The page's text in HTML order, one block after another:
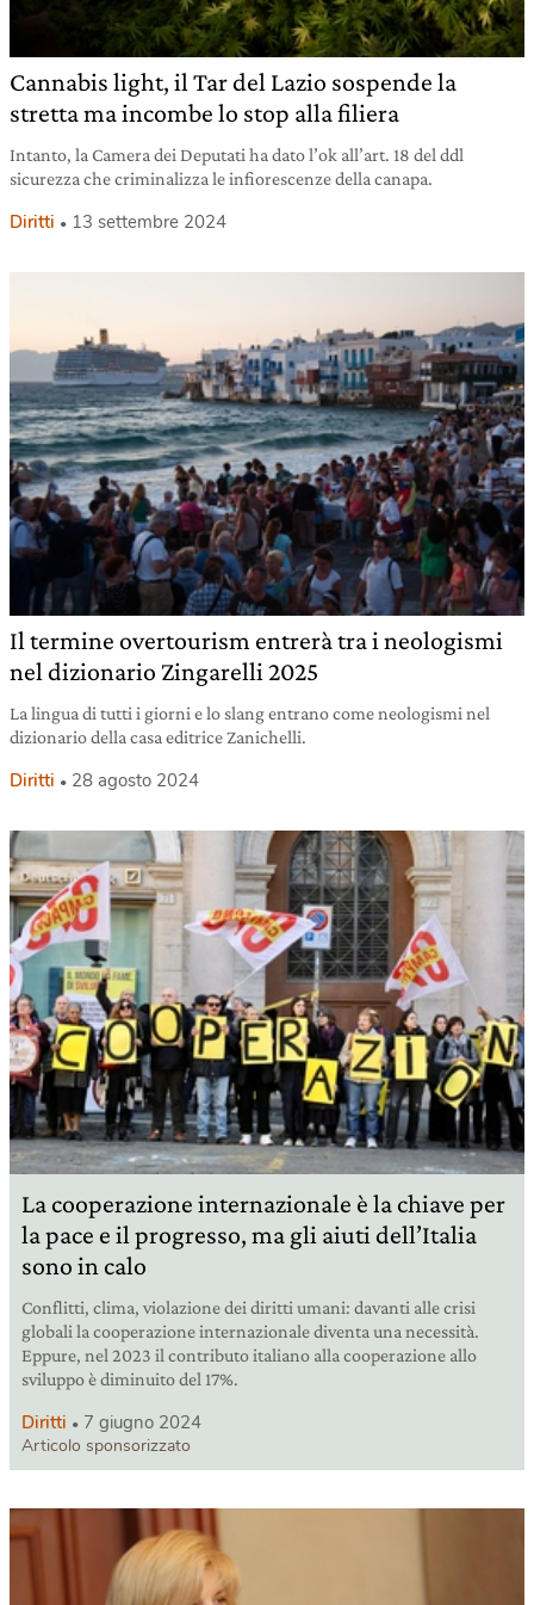
Cannabis light, il Tar del Lazio sospende la
stretta ma incombe lo stop alla filiera
Intanto, la Camera dei Deputati ha dato l’ok all’art. 18 del ddl
sicurezza che criminalizza le infiorescenze della canapa.
Diritti 13 settembre 2024
Il termine overtourism entrerà tra i neologismi
nel dizionario Zingarelli 2025
La lingua di tutti i giorni e lo slang entrano come neologismi nel
dizionario della casa editrice Zanichelli.
Diritti 28 agosto 2024
La cooperazione internazionale è la chiave per
la pace e il progresso, ma gli aiuti dell’Italia
sono in calo
Conflitti, clima, violazione dei diritti umani: davanti alle crisi
globali la cooperazione internazionale diventa una necessità.
Eppure, nel 2023 il contributo italiano alla cooperazione allo
sviluppo è diminuito del 17%.
Diritti 7 giugno 2024
Articolo sponsorizzato